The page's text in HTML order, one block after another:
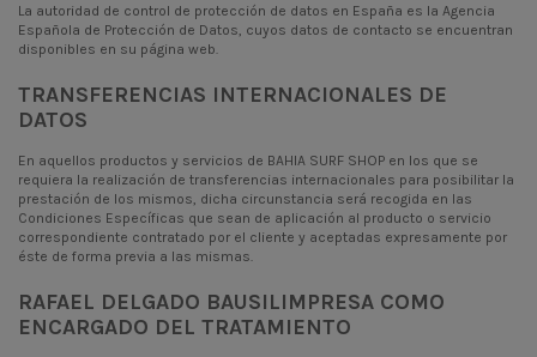
La autoridad de control de protección de datos en España es la Agencia
Española de Protección de Datos, cuyos datos de contacto se encuentran
disponibles en su página web.
TRANSFERENCIAS INTERNACIONALES DE
DATOS
En aquellos productos y servicios de BAHIA SURF SHOP en los que se
requiera la realización de transferencias internacionales para posibilitar la
prestación de los mismos, dicha circunstancia será recogida en las
Condiciones Específicas que sean de aplicación al producto o servicio
correspondiente contratado por el cliente y aceptadas expresamente por
éste de forma previa a las mismas.
RAFAEL DELGADO BAUSILIMPRESA COMO
ENCARGADO DEL TRATAMIENTO